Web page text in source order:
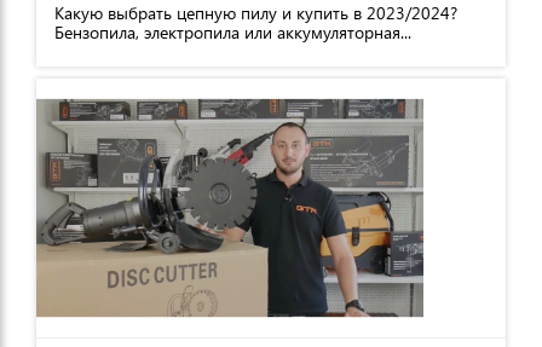
Какую выбрать цепную пилу и купить в 2023/2024?
Бензопила, электропила или аккумуляторная...